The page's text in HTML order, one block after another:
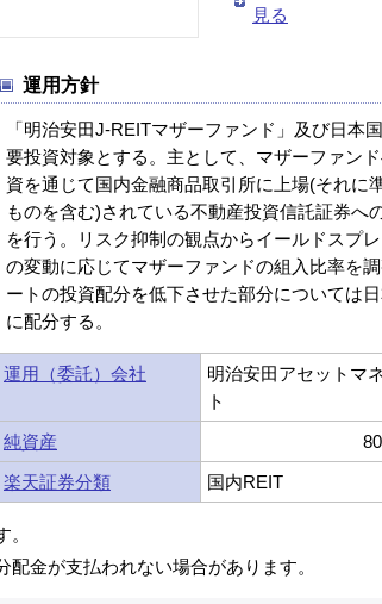
見る
運用方針
「明治安田J-REITマザーファンド」及び日本
要投資対象とする。主として、マザーファン
資を通じて国内金融商品取引所に上場(それに
ものを含む)されている不動産投資信託証券へ
を行う。リスク抑制の観点からイールドスプ
の変動に応じてマザーファンドの組入比率を
ートの投資配分を低下させた部分については
に配分する。
運用（委託）会社
明治安田アセットマ
ト
純資産
楽天証券分類
国内REIT
金が支払われない場合があります。